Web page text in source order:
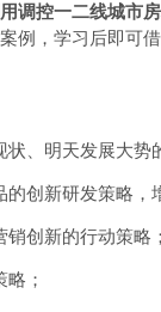
调控一二线城市
例，学习后即可
状、明天发展大势
创新研发策略，
销创新的行动策略
；